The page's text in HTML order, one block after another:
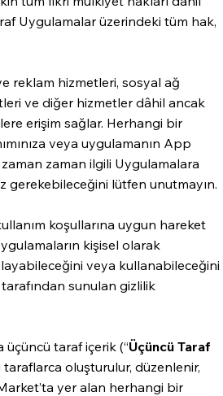
Uygulamalar üzerindeki tüm hak,
reklam hizmetleri, sosyal ağ
ve diğer hizmetler dâhil ancak
erişim sağlar. Herhangi bir
veya uygulamanın App
zaman ilgili Uygulamalara
lütfen unutmayın.
koşullarına uygun hareket
kişisel olarak
veya kullanabileceğini
sunulan gizlilik
taraf içerik (“Üçüncü Taraf
taraflarca oluşturulur, düzenlenir,
yer alan herhangi bir